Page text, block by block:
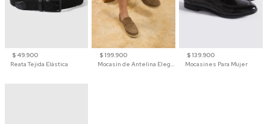
$ 49.900
Reata Tejida Elástica
$ 199.900
Mocasín de Antelina Elegante con Suela de Contraste Para Hombre
$ 139.900
Mocasines Para Mujer